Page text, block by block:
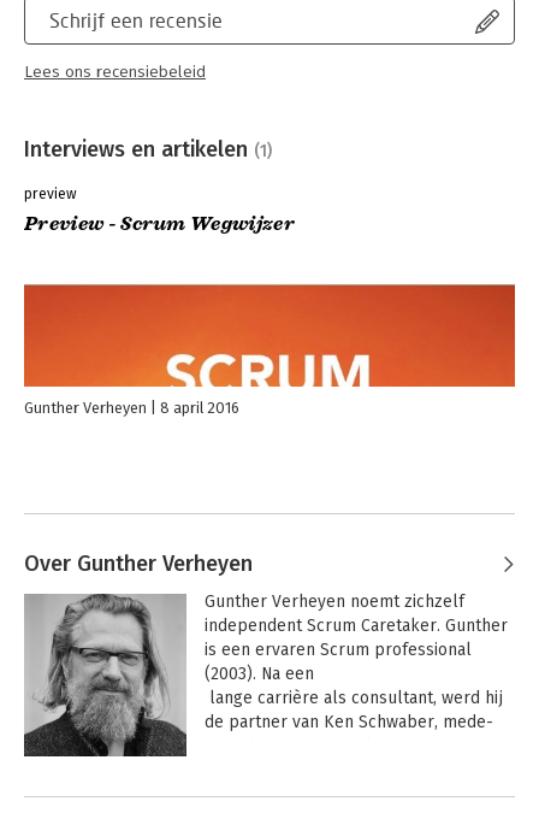
Schrijf een recensie
Lees ons recensiebeleid
Interviews en artikelen (1)
preview
Preview - Scrum Wegwijzer
Gunther Verheyen 8 april 2016
Over Gunther Verheyen
Gunther Verheyen noemt zichzelf
independent Scrum Caretaker. Gunther
is een ervaren Scrum professional
(2003). Na een
de partner van Ken Schwaber, mede-
Scrum aanbod (2013-2016).
Andere boeken door Gunther